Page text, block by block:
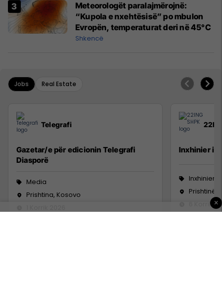
Meteorologët paralajmërojnë:
“Kupola e nxehtësisë” po mbulon
Evropën, temperaturat deri në 45°C
Shkencë
Jobs Real Estate
Telegrafi
Gazetar/e për edicionin Telegrafi
Diasporë
Media
Prishtina, Kosovo
Inxhinier i
Inxhinieri
Prishtinë
6 Korrik×